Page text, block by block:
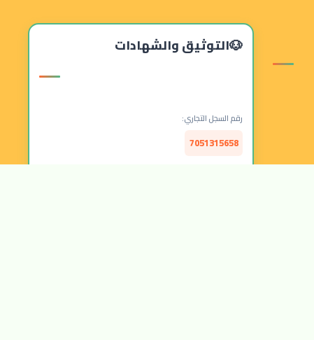
التوثيق والشهادات
رقم السجل التجاري:
7051315658